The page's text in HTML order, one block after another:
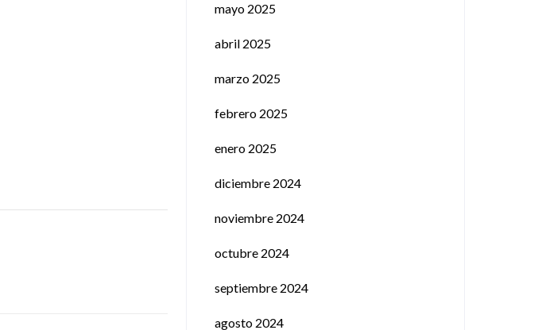
mayo 2025
abril 2025
marzo 2025
febrero 2025
enero 2025
diciembre 2024
noviembre 2024
octubre 2024
septiembre 2024
agosto 2024